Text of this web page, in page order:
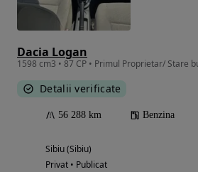
Dacia Logan
Detalii verificate
56 288 km Benzina
Sibiu (Sibiu)
Privat • Publicat